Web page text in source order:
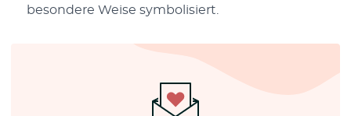
besondere Weise symbolisiert.